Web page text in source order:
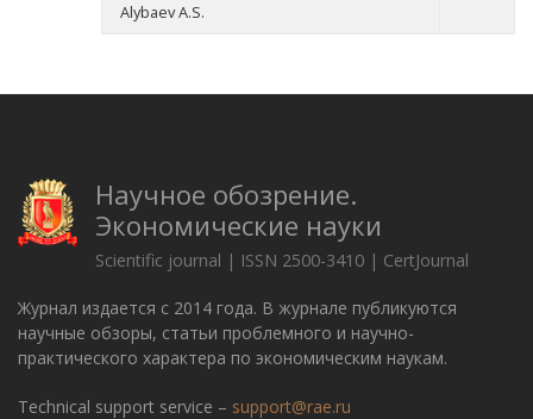
Alybaev A.S.
Научное обозрение.
Экономические науки
Scientific journal | ISSN 2500-3410 | CertJournal
Журнал издается с 2014 года. В журнале публикуются
научные обзоры, статьи проблемного и научно-
практического характера по экономическим наукам.
Technical support service – support@rae.ru